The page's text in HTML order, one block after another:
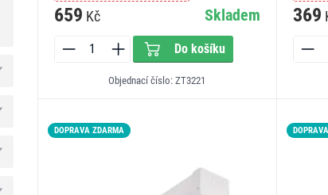
659 Kč Skladem
Do košíku
Objednací číslo: ZT3221
369
DOPRAVA ZDARMA